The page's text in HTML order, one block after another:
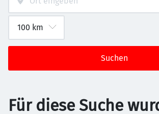
Suchen
Für diese Suche